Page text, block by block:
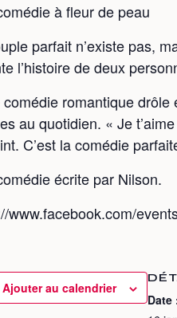
à fleur de peau
parfait n’existe pas,
l’histoire de deux
comédie romantique
au quotidien. « Je
C’est la comédie
écrite par Nilson.
www.facebook.com/
Ajouter au calendrier
Date